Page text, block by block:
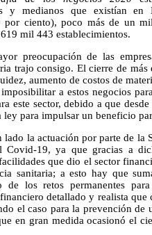
y medianos que existían
ciento), poco más de un
mil 443 establecimientos.
preocupación de las
trajo consigo. El cierre de
aumento de costos de
a estos negocios
este sector, debido a que
para impulsar un beneficio
la actuación por parte de la
Covid-19, ya que gracias a
que dio el sector
sanitaria; a esto hay que
de los retos permanentes
detallado y realista que
el caso para la prevención
en gran medida ocasionó el